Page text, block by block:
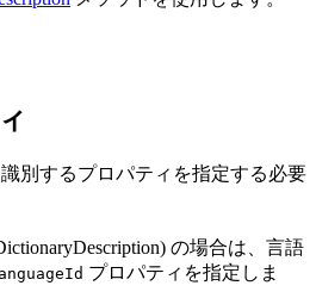
別するプロパティを指定する必要
の場合は、言語
プロパティを指定しま